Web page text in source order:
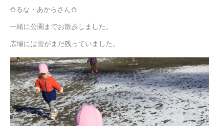
⛄るな・あからさん⛄
一緒に公園までお散歩しました。
広場には雪がまだ残っていました。